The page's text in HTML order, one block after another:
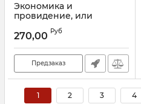
Экономика и
провидение, или
Воспитание душ
человеков. Монография
Артикул: 20829
270,00 Руб
Предзаказ
1 2 3 4